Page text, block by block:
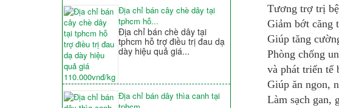
Địa chỉ bán cây chè dây tại
tphcm hỗ...
Địa chỉ bán chè dây tại
tphcm hỗ trợ điều trị đau dạ
dày hiệu quả giá...
Địa chỉ bán dây thìa canh tại
Tương trợ trị
Giảm bớt căng
Giúp tăng
Phòng chống
và phát triển tế
Giúp ăn ngon,
Làm sạch gan,